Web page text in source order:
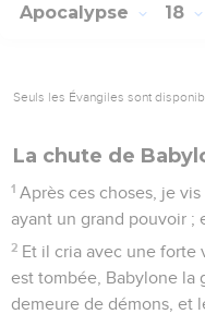
Apocalypse 18
Seuls les Évangiles sont
La chute de
1 Après ces choses, je
ayant un grand pouvoir ;
2 Et il cria avec une forte
est tombée, Babylone la
demeure de démons, et